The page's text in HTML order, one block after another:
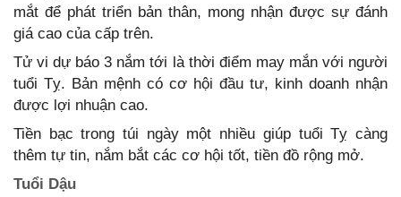
mắt để phát triển bản thân, mong nhận được sự đánh
giá cao của cấp trên.
Tử vi dự báo 3 nắm tới là thời điểm may mắn với người
tuổi Tỵ. Bản mệnh có cơ hội đầu tư, kinh doanh nhận
được lợi nhuận cao.
Tiền bạc trong túi ngày một nhiều giúp tuổi Tỵ càng
thêm tự tin, nắm bắt các cơ hội tốt, tiền đồ rộng mở.
Tuổi Dậu